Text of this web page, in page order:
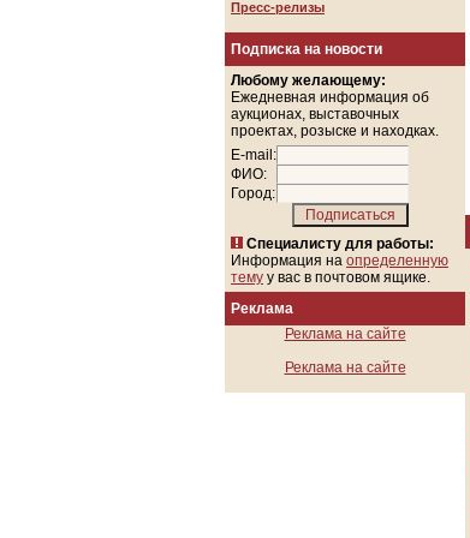
Пресс-релизы
Подписка на новости
Любому желающему:
Ежедневная информация об
аукционах, выставочных
проектах, розыске и находках.
E-mail:
ФИО:
Город:
Специалисту для работы:
Информация на определенную
тему у вас в почтовом ящике.
Реклама
Реклама на сайте
Реклама на сайте